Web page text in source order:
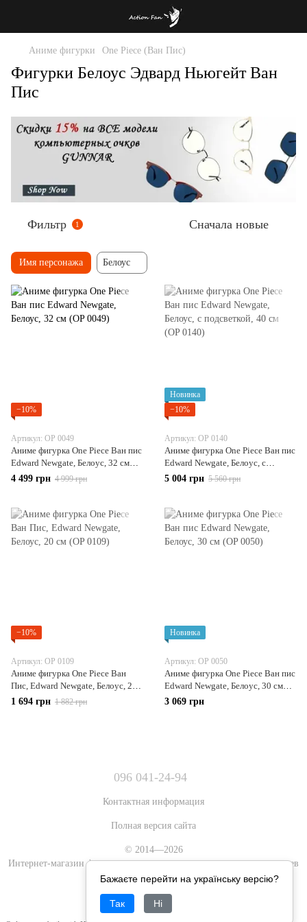
Аниме фигурки One Piece (Ван Пис)
Фигурки Белоус Эдвард Ньюгейт Ван
Пис
Фильтр 1 Сначала новые
Имя персонажа Белоус
−10%
Артикул: OP 0049
Аниме фигурка One Piece Ван пис
Edward Newgate, Белоус, 32 см
(OP 0049)
4 499 грн 4 999 грн
Новинка
−10%
Артикул: OP 0140
Аниме фигурка One Piece Ван пис
Edward Newgate, Белоус, с
подсветкой, 40 см (OP 0140)
5 004 грн 5 560 грн
−10%
Артикул: OP 0109
Аниме фигурка One Piece Ван
Пис, Edward Newgate, Белоус, 20
см (OP 0109)
1 694 грн 1 882 грн
Новинка
Артикул: OP 0050
Аниме фигурка One Piece Ван пис
Edward Newgate, Белоус, 30 см
(OP 0050)
3 069 грн
096 041-24-94
Контактная информация
Полная версия сайта
© 2014—2026
Интернет-магазин фигурок аниме, игровых и художественных героев
Рус Укр
Бажаєте перейти на українську версію?
Так Ні